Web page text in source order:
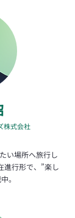
株式会社
い場所へ旅行し
進行形で、”楽し
。